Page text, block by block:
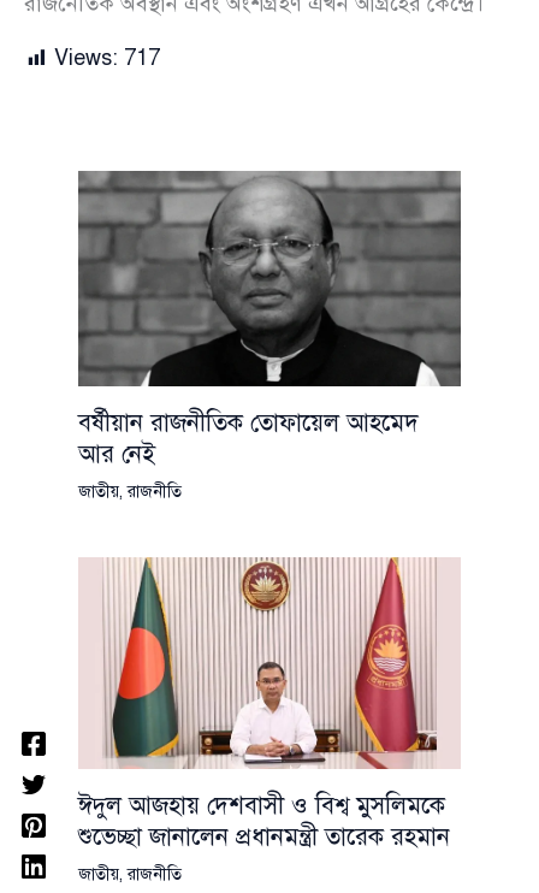
Views: 717
বর্ষীয়ান রাজনীতিক তোফায়েল আহমেদ
আর নেই
জাতীয়,রাজনীতি
ঈদুল আজহায় দেশবাসী ও বিশ্ব মুসলিমকে
শুভেচ্ছা জানালেন প্রধানমন্ত্রী তারেক রহমান
জাতীয়,রাজনীতি